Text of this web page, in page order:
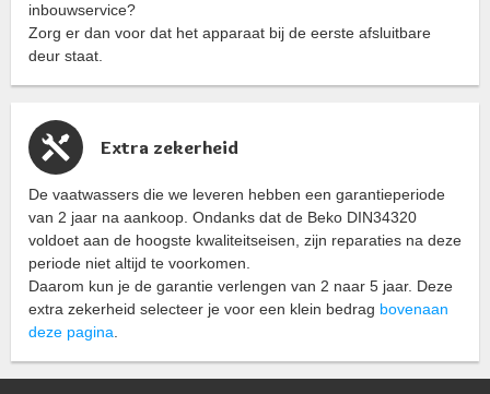
inbouwservice?
Zorg er dan voor dat het apparaat bij de eerste afsluitbare
deur staat.
Extra zekerheid
De vaatwassers die we leveren hebben een garantieperiode
van 2 jaar na aankoop. Ondanks dat de Beko DIN34320
voldoet aan de hoogste kwaliteitseisen, zijn reparaties na deze
periode niet altijd te voorkomen.
Daarom kun je de garantie verlengen van 2 naar 5 jaar. Deze
extra zekerheid selecteer je voor een klein bedrag bovenaan
deze pagina.